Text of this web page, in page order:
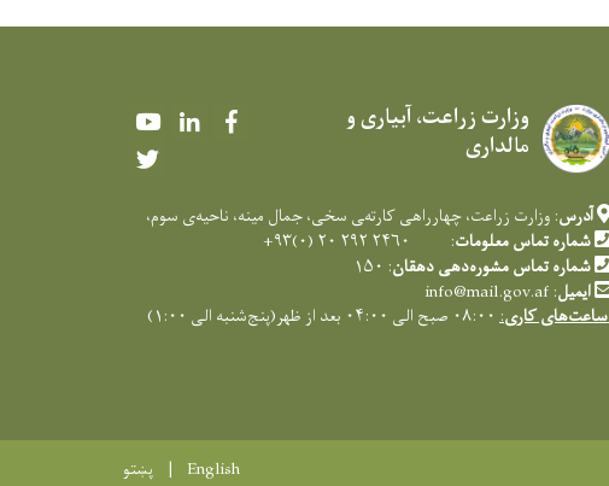
وزارت زراعت، آبیاری و
مالداری
YoutubeLinkedIn
آدرس: وزارت زراعت، چهارراهی کارته‌‍ی سخی، جمال مینه، ناحیه‌ی سوم،
شماره تماس معلومات: ۲۴۶۰ ۲۹۲ ۲۰ (۰)۹۳+
شماره تماس مشوره‌دهی دهقان: ۱۵۰
ایمیل:
info@mail.gov.af
ساعت‌های کاری:
English پښتو